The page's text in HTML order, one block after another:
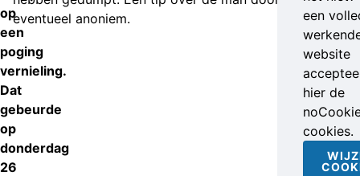
op
een
poging
vernieling.
Dat
gebeurde
op
donderdag
26
eventueel anoniem.
een
website
hier de
cookies.